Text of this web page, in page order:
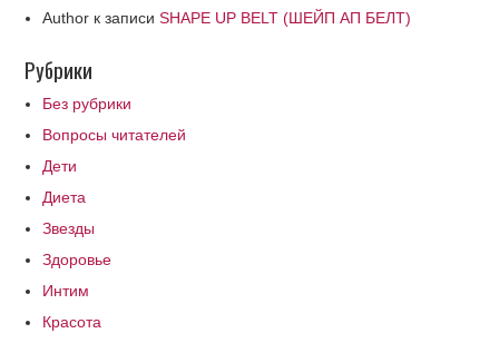
Author к записиSHAPE UP BELT (ШЕЙП АП БЕЛТ)
Рубрики
Без рубрики
Вопросы читателей
Дети
Диета
Звезды
Здоровье
Интим
Красота